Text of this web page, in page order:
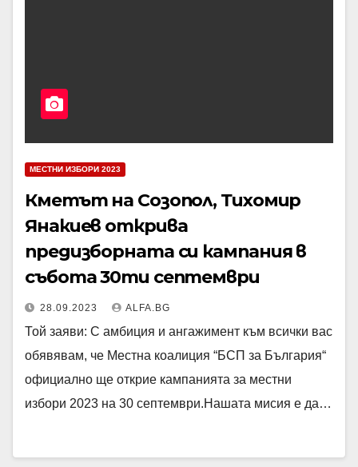
МЕСТНИ ИЗБОРИ 2023
Кметът на Созопол, Тихомир
Янакиев открива
предизборната си кампания в
събота 30ти септември
28.09.2023 ALFA.BG
Той заяви: С амбиция и ангажимент към всички вас
обявявам, че Mестна коалиция “БСП за България“
официално ще открие кампанията за местни
избори 2023 на 30 септември.Нашата мисия е да…